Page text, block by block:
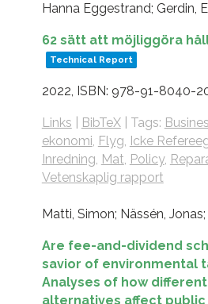
Hanna Eggestrand; Gerdin,
62 sätt att möjliggöra
Technical Report
2022, ISBN: 978-91-8040-
Links BibTeX| Tags:
ekonomi, Flyg, Icke
Inredning, Mat, Policy,
Vetenskaplig rapport
Matti, Simon; Nässén,
Are fee-and-dividend
savior of environmental
Analyses of how
alternatives affect